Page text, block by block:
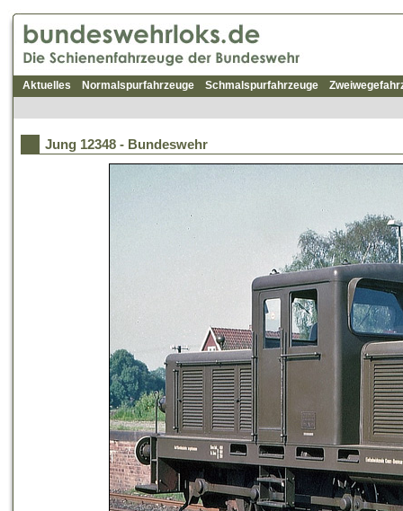
Aktuelles Normalspurfahrzeuge Schmalspurfahrzeuge
Jung 12348 - Bundeswehr